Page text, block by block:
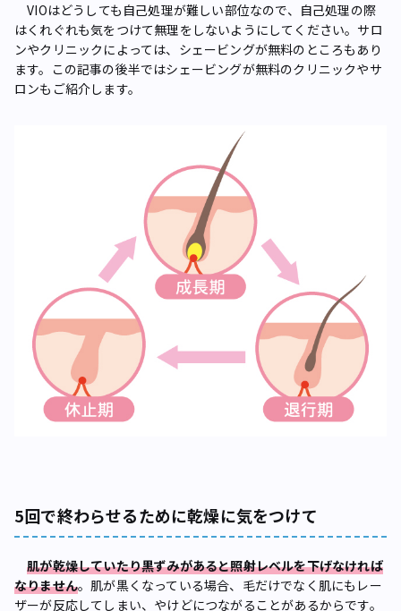
VIOはどうしても自己処理が難しい部位なので、自己処理の際
はくれぐれも気をつけて無理をしないようにしてください。サロ
ンやクリニックによっては、シェービングが無料のところもあり
ます。この記事の後半ではシェービングが無料のクリニックやサ
ロンもご紹介します。
5回で終わらせるために乾燥に気をつけて
肌が乾燥していたり黒ずみがあると照射レベルを下げなければ
なりません。肌が黒くなっている場合、毛だけでなく肌にもレー
ザーが反応してしまい、やけどにつながることがあるからです。